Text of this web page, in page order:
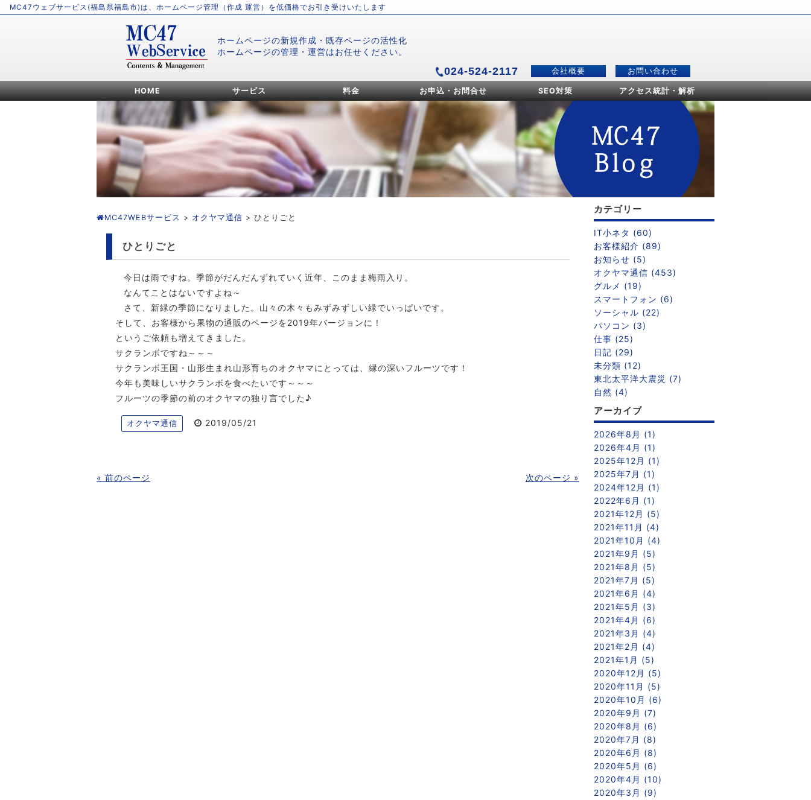
MC47ウェブサービス(福島県福島市)は、ホームページ管理（作成 運営）を低価格でお引き受けいたします
ホームページの新規作成・既存ページの活性化
ホームページの管理・運営はお任せください。
024-524-2117 会社概要 お問い合わせ
HOME サービス 料金 お申込・お問合せ SEO対策 アクセス統計・解析
MC47WEBサービス > オクヤマ通信 > ひとりごと
ひとりごと
今日は雨ですね。季節がだんだんずれていく近年、このまま梅雨入り。
なんてことはないですよね～
さて、新緑の季節になりました。山々の木々もみずみずしい緑でいっぱいです。
そして、お客様から果物の通販のページを2019年バージョンに！
というご依頼も増えてきました。
サクランボですね～～～
サクランボ王国・山形生まれ山形育ちのオクヤマにとっては、縁の深いフルーツです！
今年も美味しいサクランボを食べたいです～～～
フルーツの季節の前のオクヤマの独り言でした♪
オクヤマ通信 2019/05/21
« 前のページ 次のページ »
カテゴリー
IT小ネタ (60)
お客様紹介 (89)
お知らせ (5)
オクヤマ通信 (453)
グルメ (19)
スマートフォン (6)
ソーシャル (22)
パソコン (3)
仕事 (25)
日記 (29)
未分類 (12)
東北太平洋大震災 (7)
自然 (4)
アーカイブ
2026年8月 (1)
2026年4月 (1)
2025年12月 (1)
2025年7月 (1)
2024年12月 (1)
2022年6月 (1)
2021年12月 (5)
2021年11月 (4)
2021年10月 (4)
2021年9月 (5)
2021年8月 (5)
2021年7月 (5)
2021年6月 (4)
2021年5月 (3)
2021年4月 (6)
2021年3月 (4)
2021年2月 (4)
2021年1月 (5)
2020年12月 (5)
2020年11月 (5)
2020年10月 (6)
2020年9月 (7)
2020年8月 (6)
2020年7月 (8)
2020年6月 (8)
2020年5月 (6)
2020年4月 (10)
2020年3月 (9)